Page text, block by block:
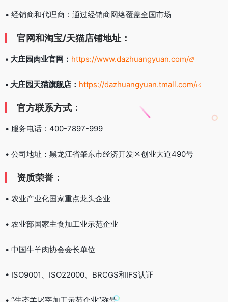
• 经销商和代理商：通过经销商网络覆盖全国市场
官网和淘宝/天猫店铺地址：
• 大庄园肉业官网： https://www.dazhuangyuan.com/
• 大庄园天猫旗舰店： https://dazhuangyuan.tmall.com/
官方联系方式：
• 服务电话：400-7897-999
• 公司地址：黑龙江省肇东市经济开发区创业大道490号
资质荣誉：
• 农业产业化国家重点龙头企业
• 农业部国家主食加工业示范企业
• 中国牛羊肉协会会长单位
• ISO9001、ISO22000、BRCGS和IFS认证